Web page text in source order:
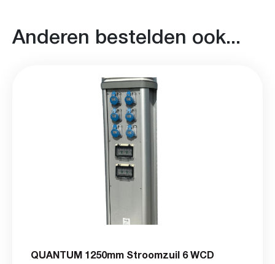
Anderen bestelden ook...
QUANTUM 1250mm Stroomzuil 6 WCD